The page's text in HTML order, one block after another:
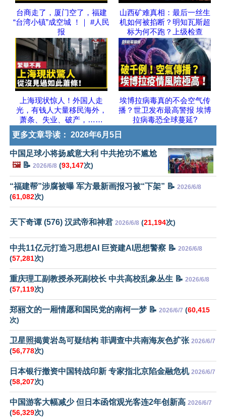
台商走了，厦门空了，福建
“台湾小镇”成空城 ！｜ #人民
报
山西矿难真相：最后一丝生
机如何被掐断？明知瓦斯超
标为何不跑？上级检查
上海现状惊人！外国人走
光，有钱人大量移民海外，
萧条、失业、破产，……
埃博拉病毒真的不会空气传
播？世卫发布最高警报 埃博
拉病毒恐全球蔓延?
更多文章导读： 2026年6月5日
中国足球小将扬威意大利 中共抢功不尴尬
🖼️📝 2026/6/8 (93,147次)
“福建帮”涉腐被曝 军方最新画报习被“下架” 📝 2026/6/8
(61,082次)
天下奇谭 (576) 汉武帝和神君 2026/6/8 (21,194次)
中共11亿元打造习思想AI 巨资建AI思想警察 📝 2026/6/8
(57,281次)
重庆理工副教授杀死副校长 中共高校乱象丛生 📝 2026/6/8
(57,119次)
郑丽文的一厢情愿和国民党的南柯一梦 📝 2026/6/7 (60,415
次)
卫星照揭黄岩岛可疑结构 菲调查中共南海灰色扩张 2026/6/7
(56,778次)
日本银行撤资中国转战印新 专家指北京陷金融危机 2026/6/7
(58,207次)
中国游客大幅减少 但日本函馆观光客连2年创新高 2026/6/7
(56,329次)